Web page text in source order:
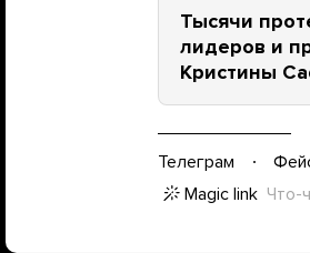
Тысячи
лидеров и
Кристины
Телеграм
Magic link Что-